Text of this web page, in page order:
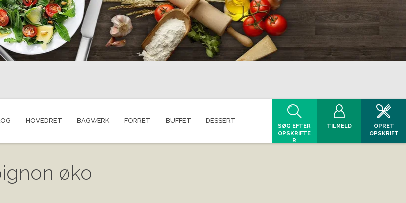
HOVEDRET BAGVÆRK FORRET BUFFET DESSERT
SØG EFTER
OPSKRIFTE
R
TILMELD
OPRET
OPSKRIFT
øko